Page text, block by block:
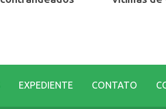
EXPEDIENTE CONTATO